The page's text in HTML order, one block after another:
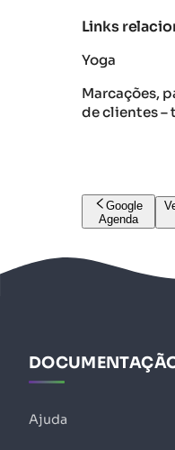
Links
Yoga
Marcações,
de clientes –
Google
Agenda
Ajuda